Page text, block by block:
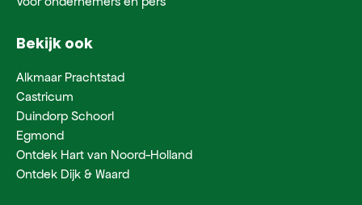
Bekijk ook
Alkmaar Prachtstad
Castricum
Duindorp Schoorl
Egmond
Ontdek Hart van Noord-Holland
Ontdek Dijk & Waard